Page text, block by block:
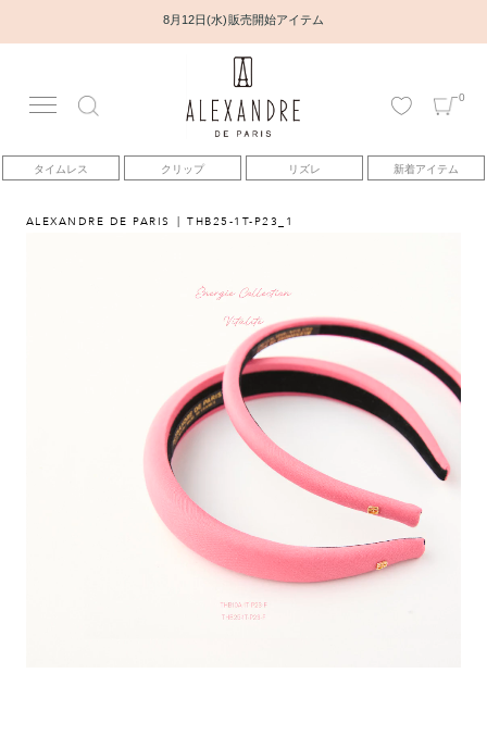
8月12日(水) 販売開始アイテム
0
タイムレス クリップ リズレ 新着アイテム
アカウント
アイテム
ヘアアレンジ動画
クラフトマンシップ
ALEXANDRE DE PARIS THB25-1T-P23_1